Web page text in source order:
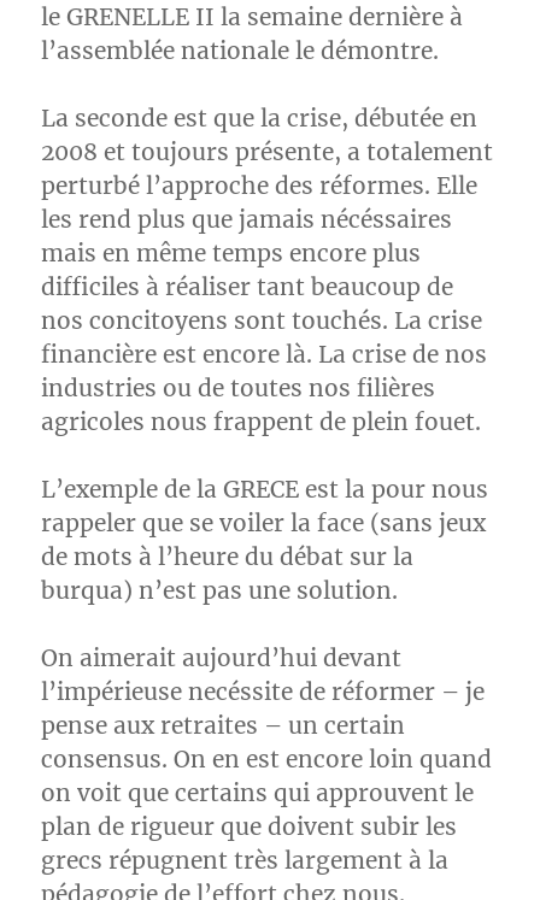
le GRENELLE II la semaine dernière à
l’assemblée nationale le démontre.
La seconde est que la crise, débutée en
2008 et toujours présente, a totalement
perturbé l’approche des réformes. Elle
les rend plus que jamais nécéssaires
mais en même temps encore plus
difficiles à réaliser tant beaucoup de
nos concitoyens sont touchés. La crise
financière est encore là. La crise de nos
industries ou de toutes nos filières
agricoles nous frappent de plein fouet.
L’exemple de la GRECE est la pour nous
rappeler que se voiler la face (sans jeux
de mots à l’heure du débat sur la
burqua) n’est pas une solution.
On aimerait aujourd’hui devant
l’impérieuse necéssite de réformer – je
pense aux retraites – un certain
consensus. On en est encore loin quand
on voit que certains qui approuvent le
plan de rigueur que doivent subir les
grecs répugnent très largement à la
pédagogie de l’effort chez nous.